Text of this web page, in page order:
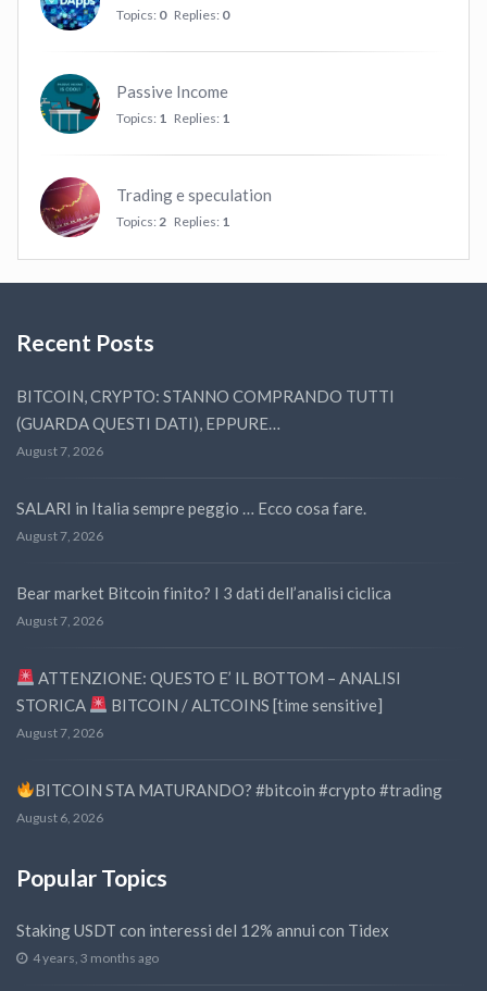
Topics: 0 Replies: 0
Passive Income
Topics: 1 Replies: 1
Trading e speculation
Topics: 2 Replies: 1
Recent Posts
BITCOIN, CRYPTO: STANNO COMPRANDO TUTTI
(GUARDA QUESTI DATI), EPPURE…
August 7, 2026
SALARI in Italia sempre peggio … Ecco cosa fare.
August 7, 2026
Bear market Bitcoin finito? I 3 dati dell’analisi ciclica
August 7, 2026
ATTENZIONE: QUESTO E’ IL BOTTOM – ANALISI
STORICA
BITCOIN / ALTCOINS [time sensitive]
August 7, 2026
BITCOIN STA MATURANDO? #bitcoin #crypto #trading
August 6, 2026
Popular Topics
Staking USDT con interessi del 12% annui con Tidex
4 years, 3 months ago